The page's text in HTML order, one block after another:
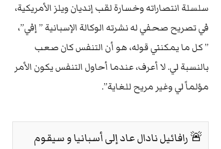
سلسلة انتصاراته وخسارة لقب إنديان ويلز الأمريكية،
في تصريح صحفي له نشرته الوكالة الإسبانية ” إفي”،
” كل ما يمكنني قوله، هو أن التنفس كان صعب
بالنسبة لي. لا أعرف، عندما أحاول التنفس يكون الأمر
مؤلماً لي وغير مريح للغاية”.
🚨 رافائيل نادال عاد إلى أسبانيا و سيقوم